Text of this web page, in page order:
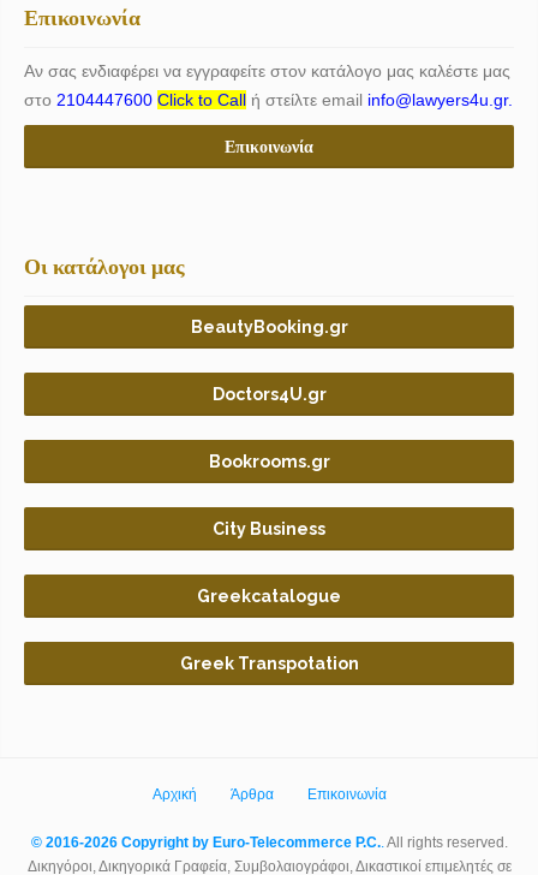
Επικοινωνία
Αν σας ενδιαφέρει να εγγραφείτε στον κατάλογο μας καλέστε μας
στο 2104447600 Click to Call ή στείλτε email info@lawyers4u.gr.
Επικοινωνία
Οι κατάλογοι μας
BeautyBooking.gr
Doctors4U.gr
Bookrooms.gr
City Business
Greekcatalogue
Greek Transpotation
Αρχική Άρθρα Επικοινωνία
© 2016-2026 Copyright by Euro-Telecommerce P.C.. All rights reserved.
Δικηγόροι, Δικηγορικά Γραφεία, Συμβολαιογράφοι, Δικαστικοί επιμελητές σε